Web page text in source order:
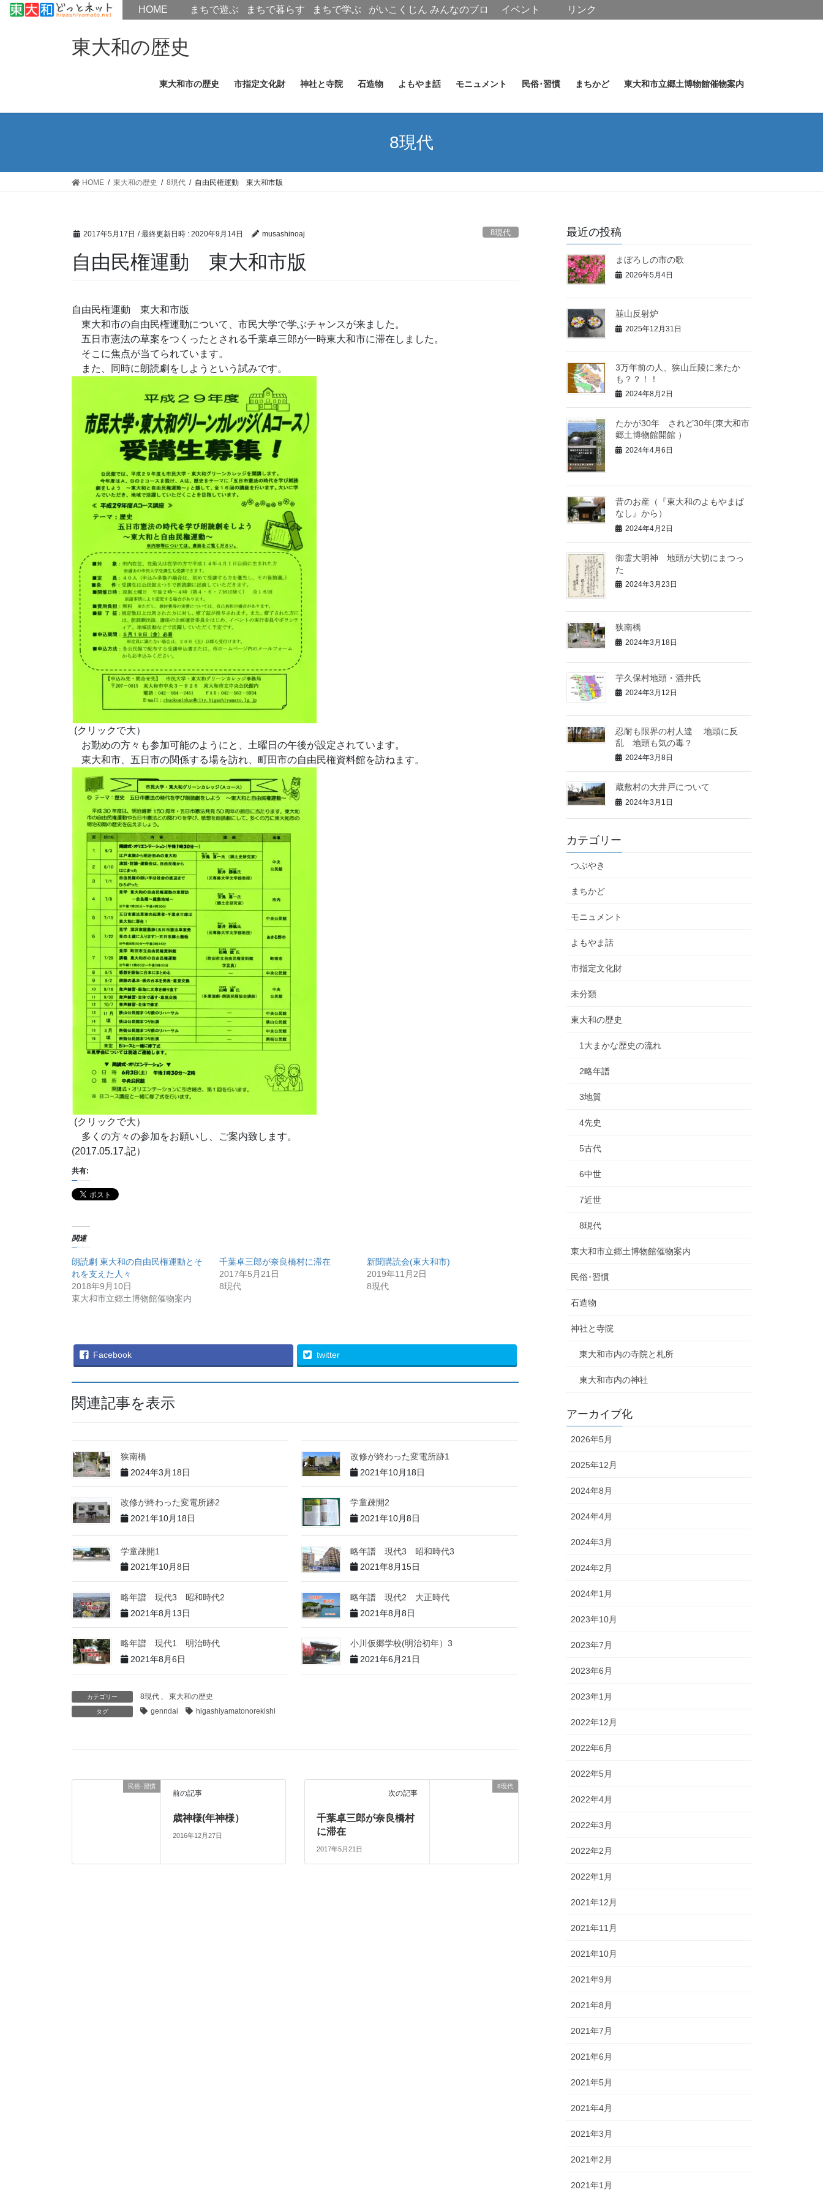
ス
ン
東大和の歴史
東大和市の歴史 市指定文化財 神社と寺院 石造物 よもやま話 モニュメント 民俗･習慣 まちかど 東大和市立郷土博物館催物案内
8現代
HOME 東大和の歴史 8現代 自由民権運動 東大和市版
2017年5月17日 / 最終更新日時 : 2020年9月14日 musashinoaj 8現代
自由民権運動 東大和市版
自由民権運動 東大和市版
東大和市の自由民権運動について、市民大学で学ぶチャンスが来ました。
五日市憲法の草案をつくったとされる千葉卓三郎が一時東大和市に滞在しました。
そこに焦点が当てられています。
また、同時に朗読劇をしようという試みです。
(クリックで大）
お勤めの方々も参加可能のようにと、土曜日の午後が設定されています。
東大和市、五日市の関係する場を訪れ、町田市の自由民権資料館を訪ねます。
(クリックで大）
多くの方々の参加をお願いし、ご案内致します。
(2017.05.17.記）
共有:
関連
朗読劇 東大和の自由民権運動とそ
れを支えた人々
2018年9月10日
東大和市立郷土博物館催物案内
千葉卓三郎が奈良橋村に滞在
2017年5月21日
8現代
新聞購読会(東大和市)
2019年11月2日
8現代
Facebook twitter
関連記事を表示
狭南橋
2024年3月18日
改修が終わった変電所跡1
2021年10月18日
改修が終わった変電所跡2
2021年10月18日
学童疎開2
2021年10月8日
学童疎開1
2021年10月8日
略年譜 現代3 昭和時代3
2021年8月15日
略年譜 現代3 昭和時代2
2021年8月13日
略年譜 現代2 大正時代
2021年8月8日
略年譜 現代1 明治時代
2021年8月6日
小川仮郷学校(明治初年）3
2021年6月21日
カテゴリー 8現代 、 東大和の歴史
タグ genndai higashiyamatonorekishi
民俗･習慣
前の記事
歳神様(年神様）
2016年12月27日
8現代
次の記事
千葉卓三郎が奈良橋村
に滞在
2017年5月21日
最近の投稿
まぼろしの市の歌
2026年5月4日
韮山反射炉
2025年12月31日
3万年前の人、狭山丘陵に来たか
も？？！！
2024年8月2日
たかが30年 されど30年(東大和市
郷土博物館開館 ）
2024年4月6日
昔のお産（『東大和のよもやまば
なし』から）
2024年4月2日
御霊大明神 地頭が大切にまつっ
た
2024年3月23日
狭南橋
2024年3月18日
芋久保村地頭・酒井氏
2024年3月12日
忍耐も限界の村人達 地頭に反
乱 地頭も気の毒？
2024年3月8日
蔵敷村の大井戸について
2024年3月1日
カテゴリー
つぶやき
まちかど
モニュメント
よもやま話
市指定文化財
未分類
東大和の歴史
1大まかな歴史の流れ
2略年譜
3地質
4先史
5古代
6中世
7近世
8現代
東大和市立郷土博物館催物案内
民俗･習慣
石造物
神社と寺院
東大和市内の寺院と札所
東大和市内の神社
アーカイブ化
2026年5月
2025年12月
2024年8月
2024年4月
2024年3月
2024年2月
2024年1月
2023年10月
2023年7月
2023年6月
2023年1月
2022年12月
2022年6月
2022年5月
2022年4月
2022年3月
2022年2月
2022年1月
2021年12月
2021年11月
2021年10月
2021年9月
2021年8月
2021年7月
2021年6月
2021年5月
2021年4月
2021年3月
2021年2月
2021年1月
HOMEHOME まちで遊ぶ まちで暮らす まちで学ぶ がいこくじん みんなのブロ
イベント リンク